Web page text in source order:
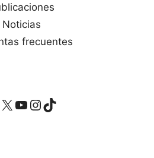
Noticias
frecuentes
X YouTube
Instagram
TikTok